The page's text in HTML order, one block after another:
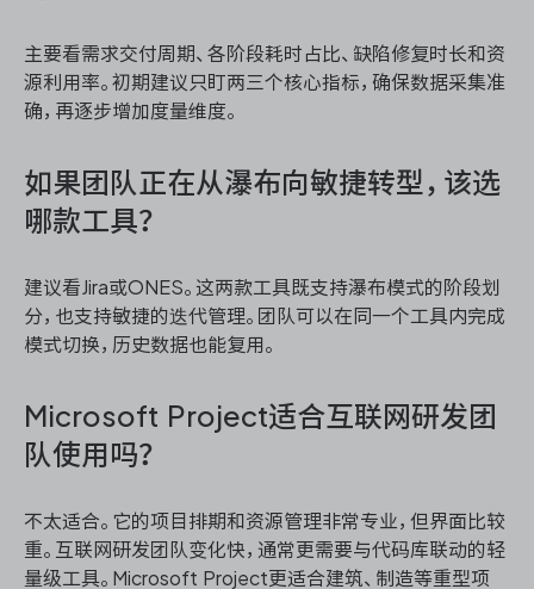
主要看需求交付周期、各阶段耗时占比、缺陷修复时长和资
源利用率。初期建议只盯两三个核心指标，确保数据采集准
确，再逐步增加度量维度。
如果团队正在从瀑布向敏捷转型，该选
哪款工具？
建议看Jira或ONES。这两款工具既支持瀑布模式的阶段划
分，也支持敏捷的迭代管理。团队可以在同一个工具内完成
模式切换，历史数据也能复用。
Microsoft Project适合互联网研发团
队使用吗？
不太适合。它的项目排期和资源管理非常专业，但界面比较
重。互联网研发团队变化快，通常更需要与代码库联动的轻
量级工具。Microsoft Project更适合建筑、制造等重型项